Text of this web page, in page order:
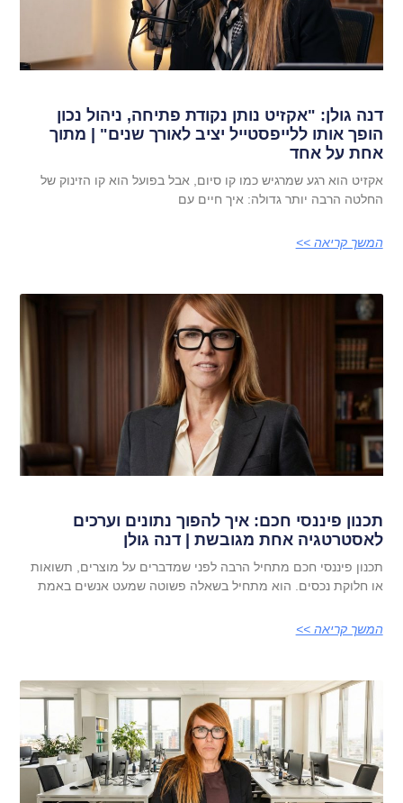
דנה גולן: "אקזיט נותן נקודת פתיחה, ניהול נכון
הופך אותו ללייפסטייל יציב לאורך שנים" | מתוך
אחת על אחד
אקזיט הוא רגע שמרגיש כמו קו סיום, אבל בפועל הוא קו הזינוק של
החלטה הרבה יותר גדולה: איך חיים עם
המשך קריאה >>
תכנון פיננסי חכם: איך להפוך נתונים וערכים
לאסטרטגיה אחת מגובשת | דנה גולן
תכנון פיננסי חכם מתחיל הרבה לפני שמדברים על מוצרים, תשואות
או חלוקת נכסים. הוא מתחיל בשאלה פשוטה שמעט אנשים באמת
המשך קריאה >>